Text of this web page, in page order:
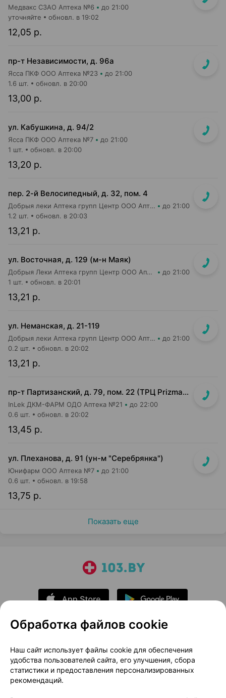
Медвакс СЗАО Аптека №6 до 21:00
12,05 р.
уточняйте обновл. в 19:02
пр-т Независимости, д. 96а
Ясса ПКФ ООО Аптека №23 до 21:00
13,00 р.
1.6 шт. обновл. в 20:00
ул. Кабушкина, д. 94/2
Ясса ПКФ ООО Аптека №7 до 21:00
13,20 р.
1 шт. обновл. в 20:00
пер. 2-й Велосипедный, д. 32, пом. 4
Добрыя леки Аптека групп Центр ООО Аптека №92 до 21:00
13,21 р.
1.2 шт. обновл. в 20:03
ул. Восточная, д. 129 (м-н Маяк)
Добрыя Леки Аптека групп Центр ООО Аптека №21 до 21:00
13,21 р.
1 шт. обновл. в 20:01
ул. Неманская, д. 21-119
Добрыя леки Аптека групп Центр ООО Аптека №51 до 21:00
13,21 р.
0.2 шт. обновл. в 20:02
пр-т Партизанский, д. 79, пом. 22 (ТРЦ Prizma, подземный этаж вход возле м-на Мила)
InLek ДКМ-ФАРМ ОДО Аптека №21 до 22:00
13,45 р.
0.6 шт. обновл. в 20:02
ул. Плеханова, д. 91 (ун-м "Серебрянка")
Юнифарм ООО Аптека №7 до 21:00
13,75 р.
0.6 шт. обновл. в 19:58
Показать еще
О проекте
Новости проекта
Размещение рекламы
Медицинский маркетинг
Публичный договор
Доставка
Обработка файлов cookie
Наш сайт использует файлы cookie для обеспечения
удобства пользователей сайта, его улучшения, сбора
статистики и предоставления персонализированных
рекомендаций.